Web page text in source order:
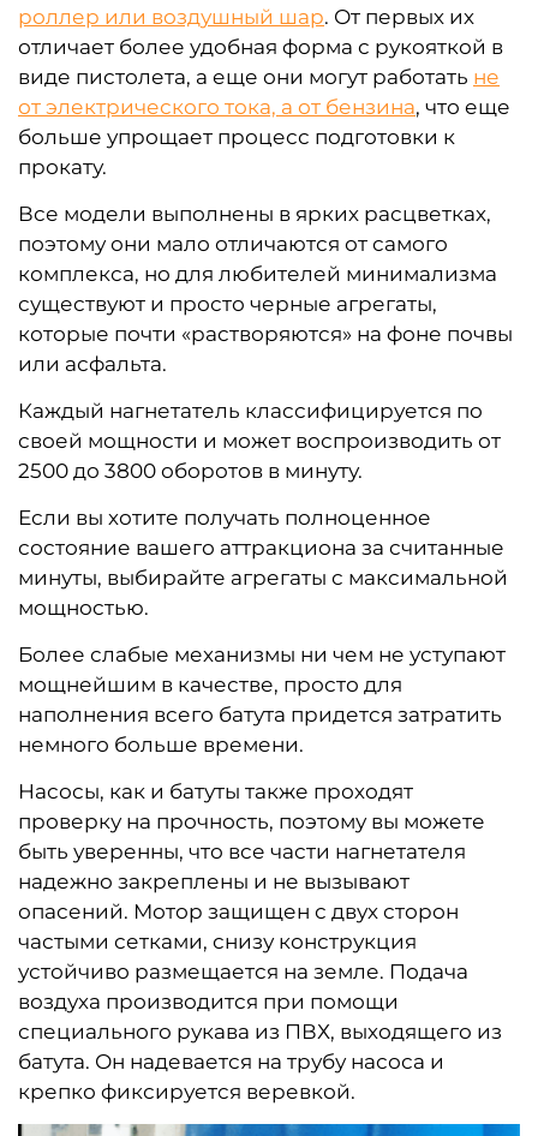
роллер или воздушный шар. От первых их
отличает более удобная форма с рукояткой в
виде пистолета, а еще они могут работать не
от электрического тока, а от бензина, что еще
больше упрощает процесс подготовки к
прокату.
Все модели выполнены в ярких расцветках,
поэтому они мало отличаются от самого
комплекса, но для любителей минимализма
существуют и просто черные агрегаты,
которые почти «растворяются» на фоне почвы
или асфальта.
Каждый нагнетатель классифицируется по
своей мощности и может воспроизводить от
2500 до 3800 оборотов в минуту.
Если вы хотите получать полноценное
состояние вашего аттракциона за считанные
минуты, выбирайте агрегаты с максимальной
мощностью.
Более слабые механизмы ни чем не уступают
мощнейшим в качестве, просто для
наполнения всего батута придется затратить
немного больше времени.
Насосы, как и батуты также проходят
проверку на прочность, поэтому вы можете
быть уверенны, что все части нагнетателя
надежно закреплены и не вызывают
опасений. Мотор защищен с двух сторон
частыми сетками, снизу конструкция
устойчиво размещается на земле. Подача
воздуха производится при помощи
специального рукава из ПВХ, выходящего из
батута. Он надевается на трубу насоса и
крепко фиксируется веревкой.